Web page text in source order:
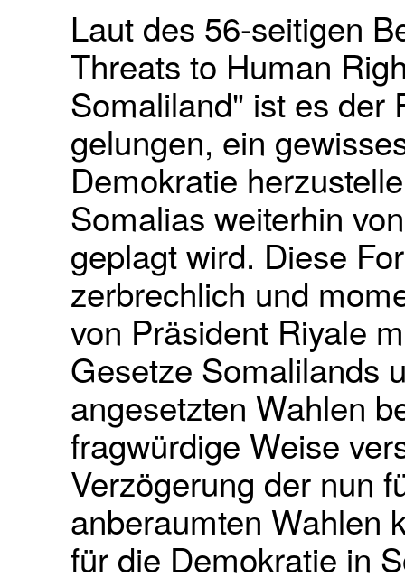
Laut des 56-seitigen
Threats to Human
Somaliland" ist es der
gelungen, ein
Demokratie
Somalias weiterhin
geplagt wird. Diese
zerbrechlich und
von Präsident Riyale
Gesetze Somalilands
angesetzten Wahlen
fragwürdige Weise
Verzögerung der nun
anberaumten Wahlen
für die Demokratie in